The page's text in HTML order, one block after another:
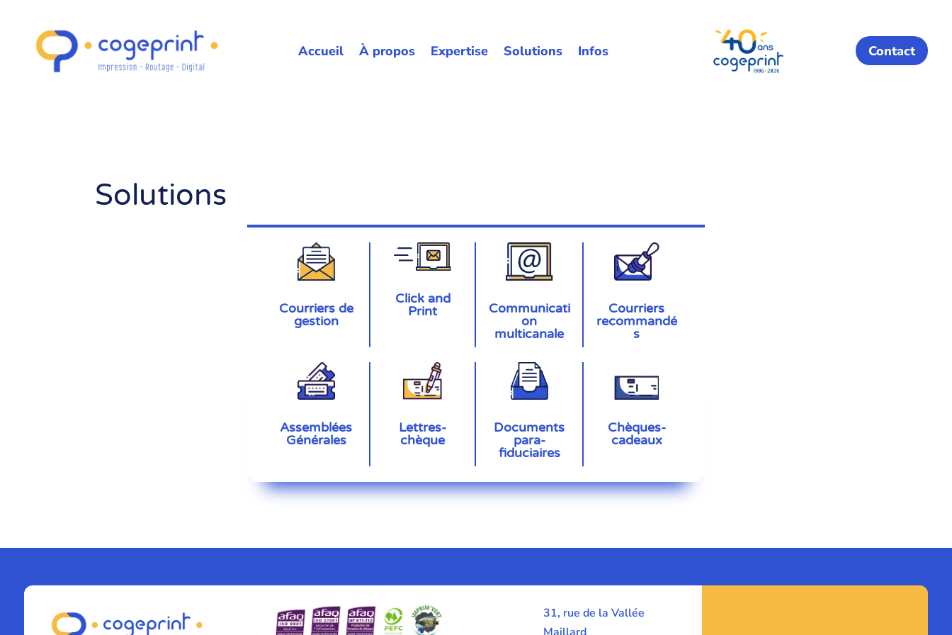
Accueil À propos Expertise Solutions Infos Contact
Solutions
Courriers de
gestion
Click and
Print
Communicati
on
multicanale
Courriers
recommandé
s
Assemblées
Générales
Lettres-
chèque
Documents
para-
fiduciaires
Chèques-
cadeaux
31, rue de la Vallée